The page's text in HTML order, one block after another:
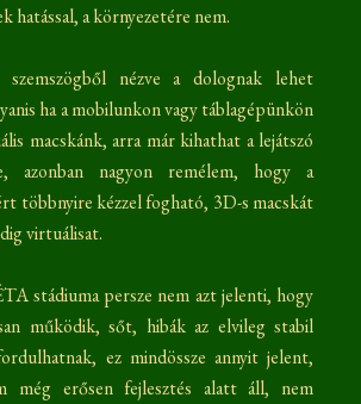
hatással, a környezetére nem.
szemszögből nézve a dolognak lehet
ha a mobilunkon vagy táblagépünkön
macskánk, arra már kihathat a lejátszó
azonban nagyon remélem, hogy a
többnyire kézzel fogható, 3D-s macskát
virtuálisat.
stádiuma persze nem azt jelenti, hogy
működik, sőt, hibák az elvileg stabil
ez mindössze annyit jelent,
még erősen fejlesztés alatt áll, nem